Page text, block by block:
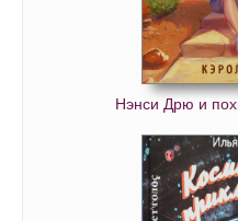
Нэнси Дрю и